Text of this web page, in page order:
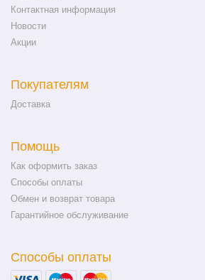
Контактная информация
Новости
Акции
Покупателям
Доставка
Помощь
Как оформить заказ
Способы оплаты
Обмен и возврат товара
Гарантийное обслуживание
Способы оплаты